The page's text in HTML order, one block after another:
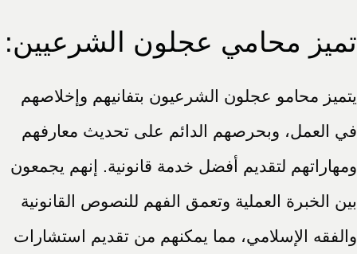
تميز محامي عجلون الشرعيين:
يتميز محامو عجلون الشرعيون بتفانيهم وإخلاصهم
في العمل، وبحرصهم الدائم على تحديث معارفهم
ومهاراتهم لتقديم أفضل خدمة قانونية. إنهم يجمعون
بين الخبرة العملية وتعمق الفهم للنصوص القانونية
والفقه الإسلامي، مما يمكنهم من تقديم استشارات